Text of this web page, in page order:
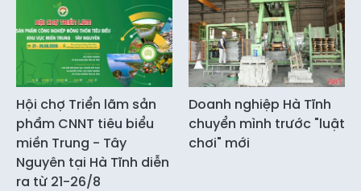
Hội chợ Triển lãm sản
phẩm CNNT tiêu biểu
miền Trung - Tây
Nguyên tại Hà Tĩnh diễn
ra từ 21-26/8
Doanh nghiệp Hà Tĩnh
chuyển mình trước "luật
chơi" mới